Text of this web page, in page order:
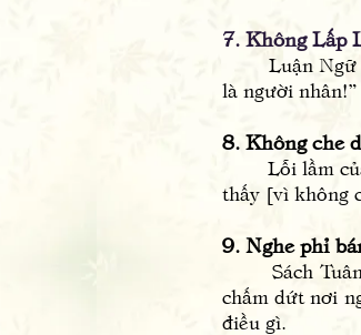
7. Không Lấp
Luận Ngữ
là người nhân!”
8. Không che
Lỗi lầm của
thấy [vì không
9. Nghe phỉ
Sách Tuân
chấm dứt nơi
điều gì.